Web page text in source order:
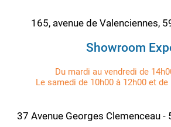
165, avenue de Valenciennes,
Showroom
Du mardi au vendredi de
Le samedi de 10h00 à 12h00 et de
37 Avenue Georges Clemenceau -